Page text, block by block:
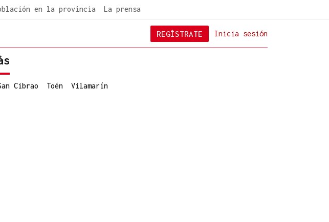
en la provincia La prensa
Inicia sesión
REGÍSTRATE
Cibrao Toén Vilamarín